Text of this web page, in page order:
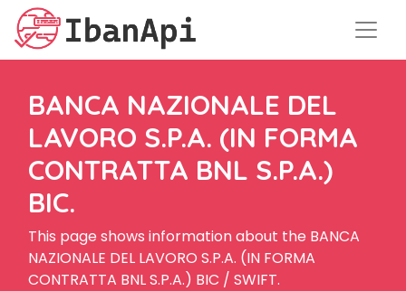
BANCA NAZIONALE DEL
LAVORO S.P.A. (IN FORMA
CONTRATTA BNL S.P.A.)
BIC.
This page shows information about the BANCA
NAZIONALE DEL LAVORO S.P.A. (IN FORMA
CONTRATTA BNL S.P.A.) BIC / SWIFT.